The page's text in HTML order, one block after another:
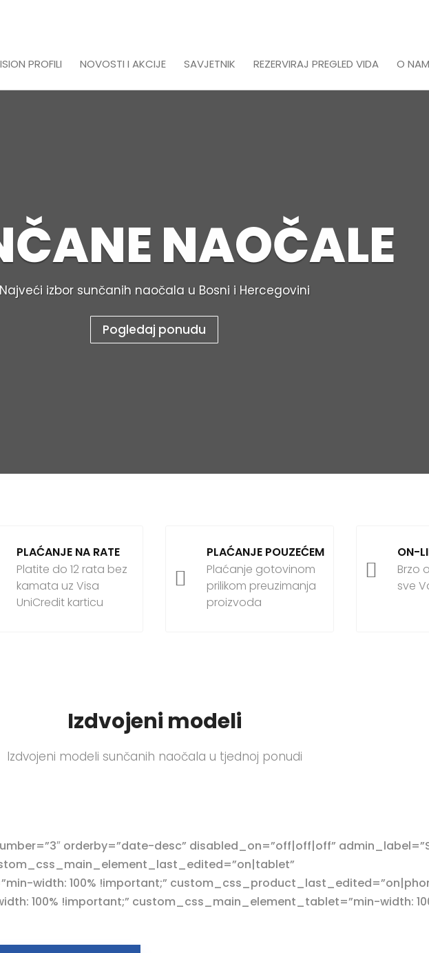
PROFILI NOVOSTI I AKCIJE SAVJETNIK REZERVIRAJ PREGLED VIDA O
NAOČALE
Najveći izbor sunčanih naočala u Bosni i Hercegovini
Pogledaj ponudu
PLAĆANJE NA RATE
Platite do 12 rata bez
kamata uz Visa
UniCredit karticu

PLAĆANJE POUZEĆEM
Plaćanje gotovinom
prilikom preuzimanja
proizvoda

ON-
Brzo
sve
Izdvojeni modeli
Izdvojeni modeli sunčanih naočala u tjednoj ponudi
orderby=”date-desc” disabled_on=”off|off|off”
width: 100% !important;”
100% !important;” custom_css_main_element_tablet=”min-width: